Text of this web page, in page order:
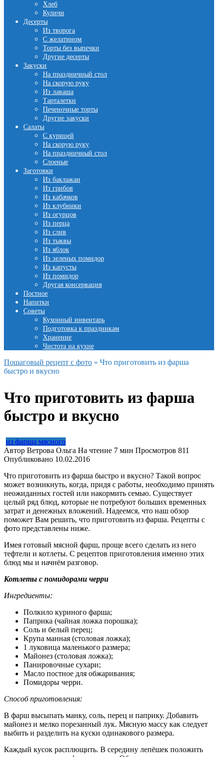
Хлеб
Куличи
Десерты
Из творога
С желатином
Торты без выпечки
Другие десерты
Закуски
На праздничный стол
На скорую руку
Из лаваша
Тарталетки
Печеночные торты
Другие закуски
Салаты
С курицей
На скорую руку
На праздничный стол
Слоеные
Заготовки
Из баклажан
Из грибов
Из кабачков
Из клубники
Из огурцов
Из перца
Из слив
Из тыквы
Из яблок
Из зеленых помидор
Из капусты
Из помидор
Другая консервация
Постное
Напитки
Советы
Кухонный инвентарь
Подготовка к праздникам
Хранение
Чистота на кухне
Пошаговый рецепт с фото » Что приготовить из фарша
быстро и вкусно
Что приготовить из фарша
быстро и вкусно
из фарша мясного
Автор Ветрова Ольга На чтение 7 мин Просмотров 811
Опубликовано 10.02.2016
Что приготовить из фарша быстро и вкусно? Такой вопрос
может возникнуть, когда, придя с работы, необходимо принять
неожиданных гостей или накормить семью. Существует
целый ряд блюд, которые не потребуют больших временных
затрат и денежных вложений. Надеемся, что наш обзор
поможет Вам решить, что приготовить из фарша. Рецепты с
фото представлены ниже.
Имея готовый мясной фарш, проще всего сделать из него
тефтели и котлеты. С рецептов приготовления именно этих
блюд мы и начнём разговор.
Котлеты с помидорами черри
Ингредиенты:
Полкило куриного фарша;
Паприка (чайная ложка порошка);
Соль и белый перец;
Крупа манная (столовая ложка);
1 луковица маленького размера;
Майонез (столовая ложка);
Панировочные сухари;
Масло постное для обжаривания;
Помидоры черри.
Способ приготовления:
В фарш высыпать манку, соль, перец и паприку. Добавить
майонез и мелко порезанный лук. Мясную массу как следует
выбить и разделить на куски одинакового размера.
Каждый кусок расплющить. В середину лепёшек положить